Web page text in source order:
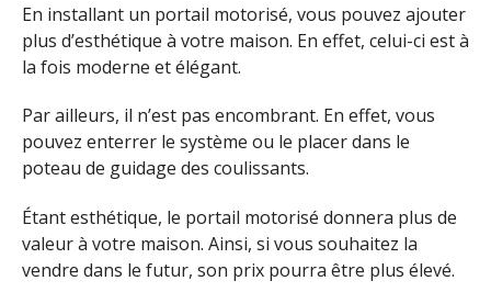
En installant un portail motorisé, vous pouvez ajouter
plus d’esthétique à votre maison. En effet, celui-ci est à
la fois moderne et élégant.
Par ailleurs, il n’est pas encombrant. En effet, vous
pouvez enterrer le système ou le placer dans le
poteau de guidage des coulissants.
Étant esthétique, le portail motorisé donnera plus de
valeur à votre maison. Ainsi, si vous souhaitez la
vendre dans le futur, son prix pourra être plus élevé.